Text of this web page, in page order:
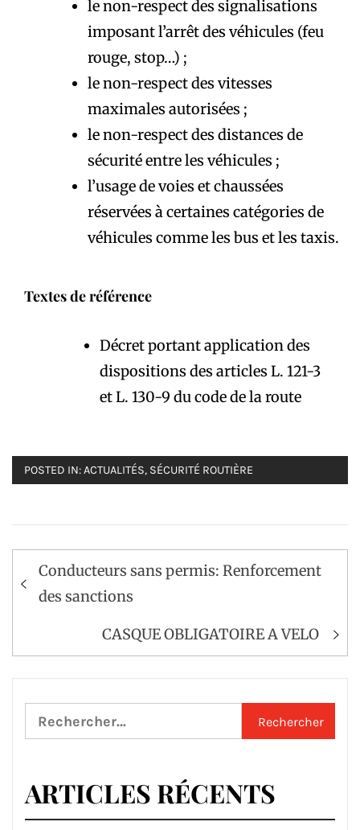
le non-respect des signalisations
imposant l’arrêt des véhicules (feu
rouge, stop…) ;
le non-respect des vitesses
maximales autorisées ;
le non-respect des distances de
sécurité entre les véhicules ;
l’usage de voies et chaussées
réservées à certaines catégories de
véhicules comme les bus et les taxis.
Textes de référence
Décret portant application des
dispositions des articles L. 121-3
et L. 130-9 du code de la route
POSTED IN:ACTUALITÉS, SÉCURITÉ ROUTIÈRE
Navigation
de
Conducteurs sans permis: Renforcement
des sanctions
CASQUE OBLIGATOIRE A VELO
Rechercher :
ARTICLES RÉCENTS